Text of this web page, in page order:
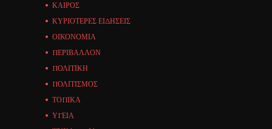
ΚΑΙΡΟΣ
ΚΥΡΙΟΤΕΡΕΣ ΕΙΔΗΣΕΙΣ
ΟΙΚΟΝΟΜΙΑ
ΠΕΡΙΒΑΛΛΟΝ
ΠΟΛΙΤΙΚΗ
ΠΟΛΙΤΙΣΜΟΣ
ΤΟΠΙΚΑ
ΥΓΕΙΑ